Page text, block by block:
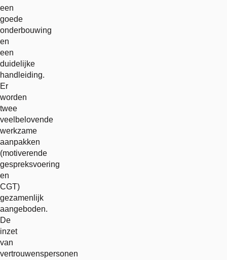
een
goede
onderbouwing
en
een
duidelijke
handleiding.
Er
worden
twee
veelbelovende
werkzame
aanpakken
(motiverende
gespreksvoering
en
CGT)
gezamenlijk
aangeboden.
De
inzet
van
vertrouwenspersonen